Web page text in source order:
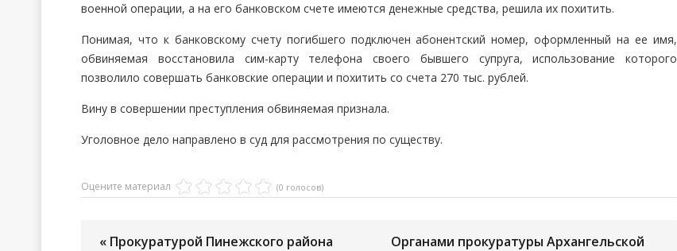
военной операции, а на его банковском счете имеются денежные средства, решила их похитить.
Понимая, что к банковскому счету погибшего подключен абонентский номер, оформленный на ее имя,
обвиняемая восстановила сим-карту телефона своего бывшего супруга, использование которого
позволило совершать банковские операции и похитить со счета 270 тыс. рублей.
Вину в совершении преступления обвиняемая признала.
Уголовное дело направлено в суд для рассмотрения по существу.
Оцените материал (0 голосов)
« Прокуратурой Пинежского района
Органами прокуратуры Архангельской